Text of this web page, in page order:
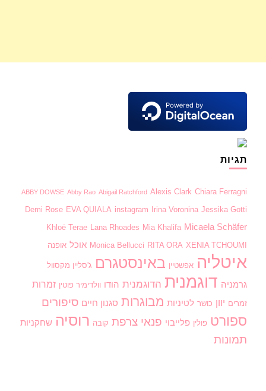
תגיות
ABBY DOWSE Abby Rao Abigail Ratchford Alexis Clark Chiara Ferragni
Demi Rose EVA QUIALA instagram Irina Voronina Jessika Gotti
Khloë Terae Lana Rhoades Mia Khalifa Micaela Schäfer
Monica Bellucci RITA ORA XENIA TCHOUMI אוכל אופנה
איטליה אפשטיין באינסטגרם ג'סליין מקסוול
גרמניה דוגמנית הדוגמנית הודו וולדימיר פוטין זמרות
זמרים יוון כושר לטיניות מבוגרות סגנון חיים סיפורים
ספורט פולין פלייבוי פנאי צרפת קובה רוסיה שחקניות
תמונות